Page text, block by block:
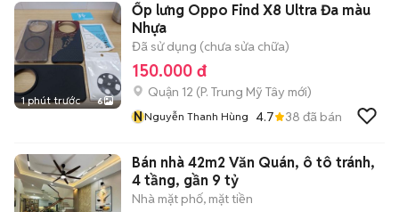
1 phút trước 6
Ốp lưng Oppo Find X8 Ultra Đa màu
Nhựa
Đã sử dụng (chưa sửa chữa)
150.000 đ
Quận 12 (P. Trung Mỹ Tây mới)
NNguyễn Thanh Hùng 4.7 38 đã bán
Bán nhà 42m2 Văn Quán, ô tô tránh,
4 tầng, gần 9 tỷ
Nhà mặt phố, mặt tiền